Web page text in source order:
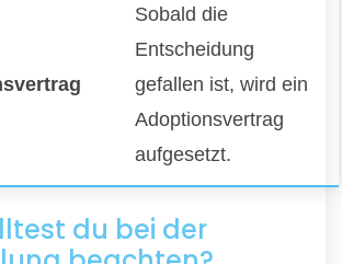
Sobald die
Entscheidung
gefallen ist, wird ein
Adoptionsvertrag
aufgesetzt.
du bei der